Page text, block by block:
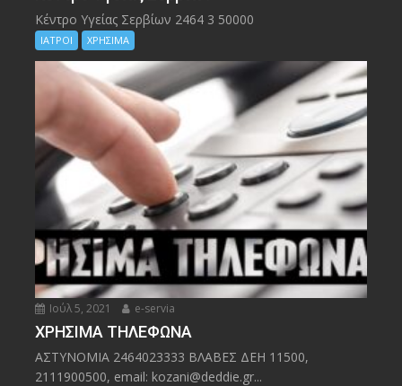
Kέντρο Υγείας Σερβίων 2464 3 50000
ΙΑΤΡΟΙ ΧΡΗΣΙΜΑ
Ιούλ 5, 2021 e-servia
ΧΡΗΣΙΜΑ ΤΗΛΕΦΩΝΑ
ΑΣΤΥΝΟΜΙΑ 2464023333 ΒΛΑΒΕΣ ΔΕΗ 11500,
2111900500, email: kozani@deddie.gr...